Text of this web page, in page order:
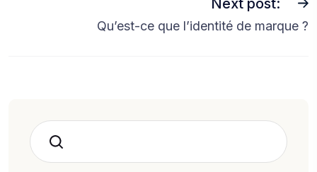
Next post:
Qu’est-ce que l’identité de marque ?
Search